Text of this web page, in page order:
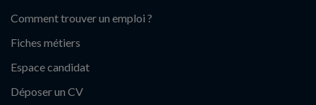
Comment trouver un emploi ?
Fiches métiers
Espace candidat
Déposer un CV